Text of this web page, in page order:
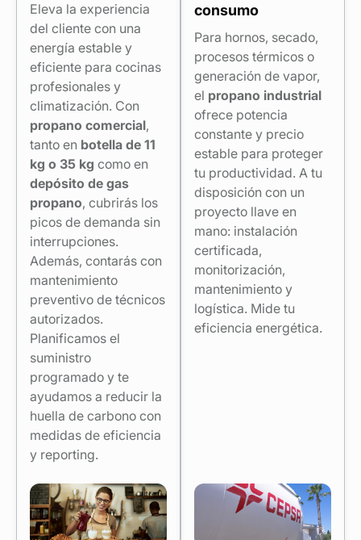
Eleva la experiencia
del cliente con una
energía estable y
eficiente para cocinas
profesionales y
climatización. Con
propano comercial,
tanto en botella de 11
kg o 35 kg como en
depósito de gas
propano, cubrirás los
picos de demanda sin
interrupciones.
Además, contarás con
mantenimiento
preventivo de técnicos
autorizados.
Planificamos el
suministro
programado y te
ayudamos a reducir la
huella de carbono con
medidas de eficiencia
y reporting.
consumo
Para hornos, secado,
procesos térmicos o
generación de vapor,
el propano industrial
ofrece potencia
constante y precio
estable para proteger
tu productividad. A tu
disposición con un
proyecto llave en
mano: instalación
certificada,
monitorización,
mantenimiento y
logística. Mide tu
eficiencia energética.